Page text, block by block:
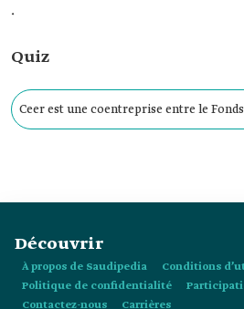
.
Quiz
Ceer est une coentreprise entre le
Découvrir
À propos de Saudipedia
Conditions
Politique de confidentialité
Contactez-nous
Carrières